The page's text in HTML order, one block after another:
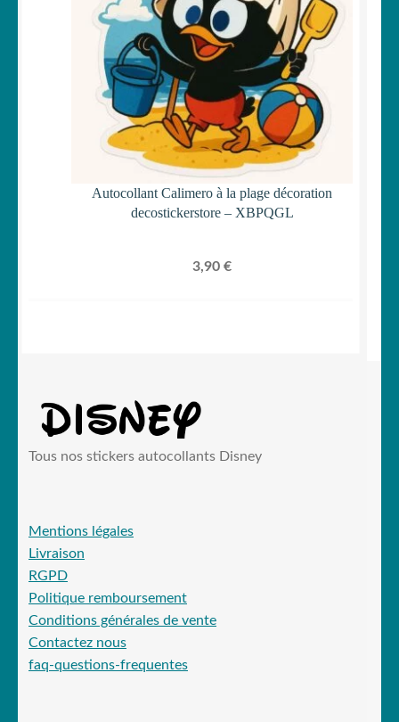
Autocollant Calimero à la plage décoration
decostickerstore – XBPQGL
3,90 €
Tous nos stickers autocollants Disney
Mentions légales
Livraison
RGPD
Politique remboursement
Conditions générales de vente
Contactez nous
faq-questions-frequentes